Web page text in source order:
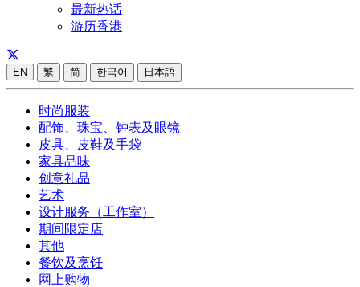
最新热话
游历香港
EN 繁 简 한국어 日本語
时尚服装
配饰、珠宝、钟表及眼镜
皮具、皮鞋及手袋
家具品味
创意礼品
艺术
设计服务（工作室）
期间限定店
其他
餐饮及烹饪
网上购物